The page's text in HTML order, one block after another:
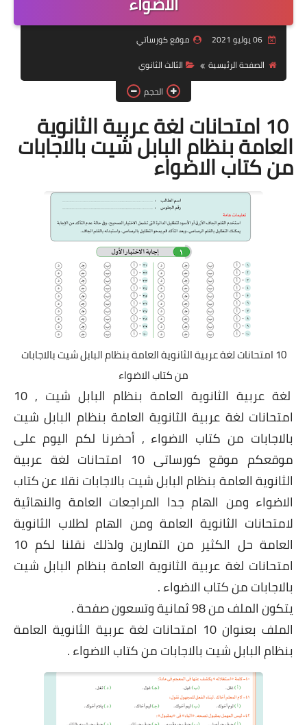
موضوعات
تكنولوجيا
روايات
06 يوليو 2021
موقع كورساتي
الصفحة الرئيسية
الثالث الثانوي
الحجم
10 امتحانات لغة عربية الثانوية
العامة بنظام البابل شيت بالاجابات
من كتاب الاضواء
10 امتحانات لغة عربية الثانوية العامة بنظام البابل شيت بالاجابات
من كتاب الاضواء
لغة عربية الثانوية العامة بنظام البابل شيت , 10
امتحانات لغة عربية الثانوية العامة بنظام البابل شيت
بالاجابات من كتاب الاضواء , أحضرنا لكم اليوم على
موقعكم موقع كورساتى 10 امتحانات لغة عربية
الثانوية العامة بنظام البابل شيت بالاجابات نقلا عن كتاب
الاضواء ومن الهام جدا المراجعات العامة والنهائية
لامتحانات الثانوية العامة ومن الهام لطلاب الثانوية
العامة حل الكثير من التمارين ولذلك نقلنا لكم 10
امتحانات لغة عربية الثانوية العامة بنظام البابل شيت
بالاجابات من كتاب الاضواء .
يتكون الملف من 98 ثمانية وتسعون صفحة .
الملف بعنوان 10 امتحانات لغة عربية الثانوية العامة
بنظام البابل شيت بالاجابات من كتاب الاضواء .